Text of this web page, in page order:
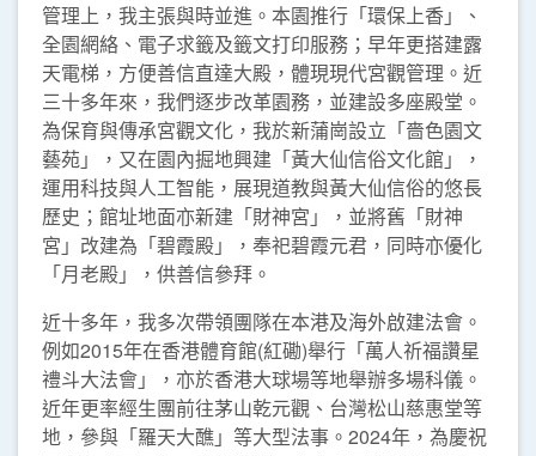
管理上，我主張與時並進。本園推行「環保上香」、
全園網絡、電子求籤及籤文打印服務；早年更搭建露
天電梯，方便善信直達大殿，體現現代宮觀管理。近
三十多年來，我們逐步改革園務，並建設多座殿堂。
為保育與傳承宮觀文化，我於新蒲崗設立「嗇色園文
藝苑」，又在園內掘地興建「黃大仙信俗文化館」，
運用科技與人工智能，展現道教與黃大仙信俗的悠長
歷史；館址地面亦新建「財神宮」，並將舊「財神
宮」改建為「碧霞殿」，奉祀碧霞元君，同時亦優化
「月老殿」，供善信參拜。
近十多年，我多次帶領團隊在本港及海外啟建法會。
例如2015年在香港體育館(紅磡)舉行「萬人祈福讚星
禮斗大法會」，亦於香港大球場等地舉辦多場科儀。
近年更率經生團前往茅山乾元觀、台灣松山慈惠堂等
地，參與「羅天大醮」等大型法事。2024年，為慶祝